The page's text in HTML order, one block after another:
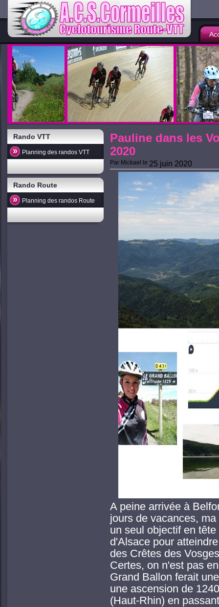
Rando VTT
Planning des randos VTT
Rando Route
Planning des randos Route
Pauline dans les
2020
Par Mickael le 25 juin 2020
A peine arrivée à
jours de vacances,
un seul objectif en
d'Alsace pour
des Crêtes des
Certes, on n'est pas
Grand Ballon ferait
une ascension de
(Haut-Rhin) en